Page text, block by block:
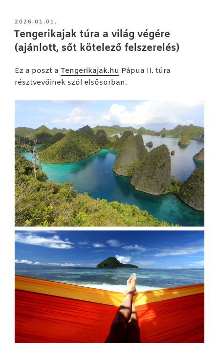
BEKÜLDVE:
2026.01.01.
Tengerikajak túra a világ végére
(ajánlott, sőt kötelező felszerelés)
Ez a poszt a Tengerikajak.hu Pápua II. túra
résztvevőinek szól elsősorban.